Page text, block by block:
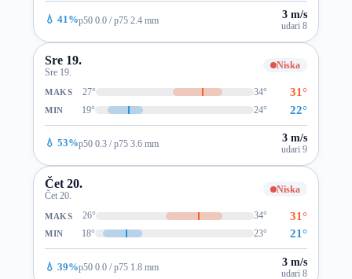
💧 41%p50 0.0 / p75 2.4 mm 3 m/s
udari 8
Sre 19.
Sre 19.
Niska
MAKS 27° 34° 31°
MIN 19° 24° 22°
💧 53%p50 0.3 / p75 3.6 mm 3 m/s
udari 9
Čet 20.
Čet 20.
Niska
MAKS 26° 34° 31°
MIN 18° 23° 21°
💧 39%p50 0.0 / p75 1.8 mm 3 m/s
udari 8